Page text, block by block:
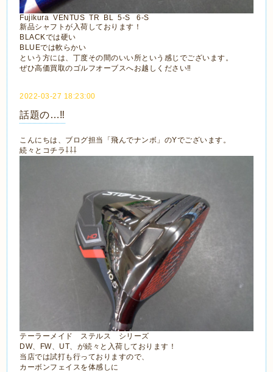
Fujikura VENTUS TR BL 5-S 6-S
新品シャフトが入荷しております！
BLACKでは硬い
BLUEでは軟らかい
という方には、丁度その間のいい所という感じでございます。
ぜひ高価買取のゴルフオーブスへお越しください‼
2022-03-27 18:23:00
話題の…‼
こんにちは、ブログ担当「飛んでナンボ」のYでございます。
続々とコチラ⇩⇩⇩
テーラーメイド ステルス シリーズ
DW、FW、UT、が続々と入荷しております！
当店では試打も行っておりますので、
カーボンフェイスを体感しに